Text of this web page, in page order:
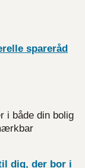
spareråd
i både din bolig
dig, der bor i